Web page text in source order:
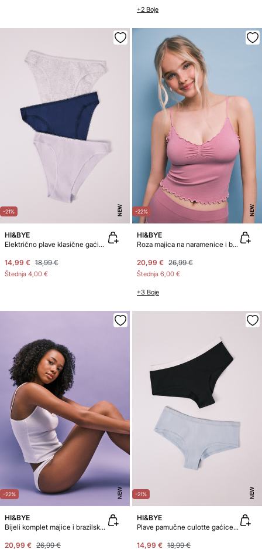
+2 Boje
-21% NEW
HI&BYE
Električno plave klasične gaćice od 3 paketa pamuka
14,99 € 18,99 €
Štednja 4,00 €
-22% NEW
HI&BYE
Roza majica na naramenice i bokserice
20,99 € 26,99 €
Štednja 6,00 €
+3 Boje
-22% NEW
HI&BYE
Bijeli komplet majice i brazilskih gaćica
20,99 € 26,99 €
-21% NEW
HI&BYE
Plave pamučne culotte gaćice, pakiranje od 2 komada
14,99 € 18,99 €